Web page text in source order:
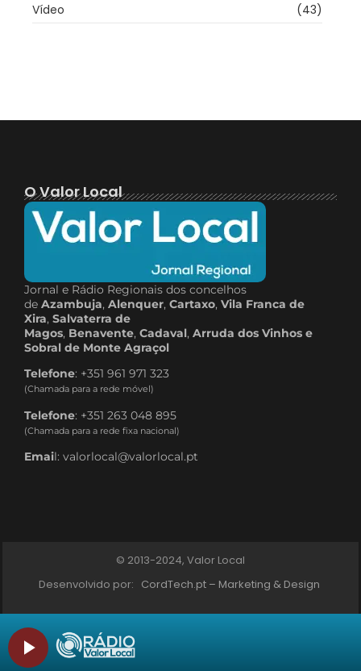
Vídeo
(43)
O Valor Local
Jornal e Rádio Regionais dos concelhos
de Azambuja, Alenquer, Cartaxo, Vila Franca de
Xira, Salvaterra de
Magos, Benavente, Cadaval, Arruda dos Vinhos e
Sobral de Monte Agraçol
Telefone: +351 961 971 323
(Chamada para a rede móvel)
Telefone: +351 263 048 895
(Chamada para a rede fixa nacional)
Email: valorlocal@valorlocal.pt
© 2013-2024, Valor Local
Desenvolvido por: CordTech.pt – Marketing & Design